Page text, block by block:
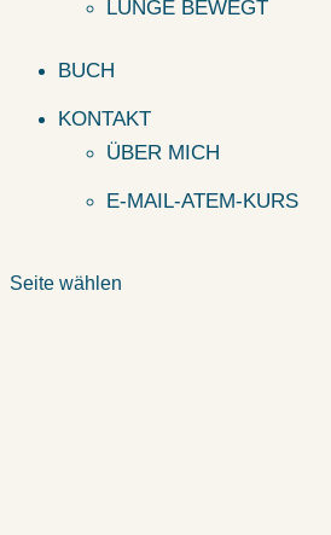
LUNGE BEWEGT
BUCH
KONTAKT
ÜBER MICH
E-MAIL-ATEM-KURS
Seite wählen